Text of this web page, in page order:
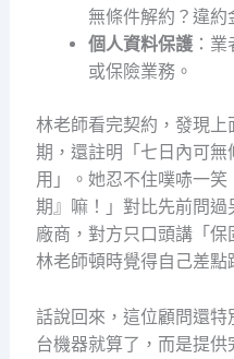
無條件解約？違約
個人資料保護：業
或保險業務。
林老師看完契約，發現
期，還註明「七日內可
用」。她忍不住噗哧一
期』嘛！」對比先前問
廠商，對方只口頭講「保
林老師頓時覺得自己差點
話說回來，這位顧問還
台機器就算了，而是提供